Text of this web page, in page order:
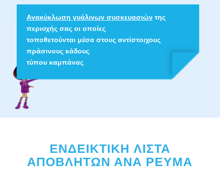
Aνακύκλωση γυάλινων συσκευασιώντης
περιοχής σας οι οποίες
τοποθετούνται μέσα στους αντίστοιχους
πράσινους κάδους
τύπου καμπάνας
ΕΝΔΕΙΚΤΙΚH ΛIΣΤΑ
ΑΠΟΒΛHΤΩΝ ΑΝΑ ΡΕYΜΑ